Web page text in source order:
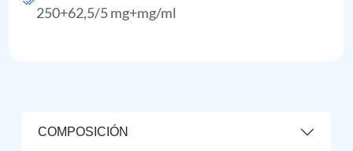
250+62,5/5 mg+mg/ml
COMPOSICIÓN